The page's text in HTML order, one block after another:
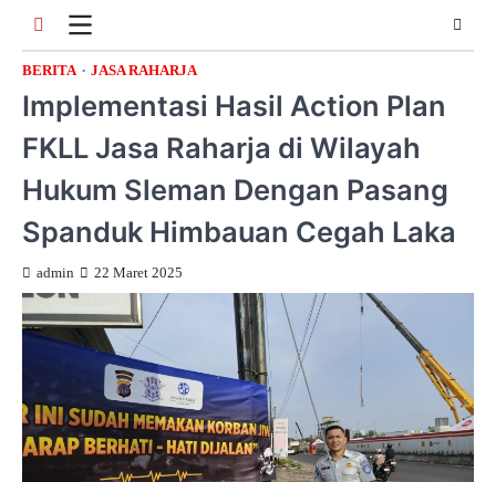
contentBERITA JASA RAHARJA
Implementasi Hasil Action Plan
FKLL Jasa Raharja di Wilayah
Hukum Sleman Dengan Pasang
Spanduk Himbauan Cegah Laka
admin 22 Maret 2025